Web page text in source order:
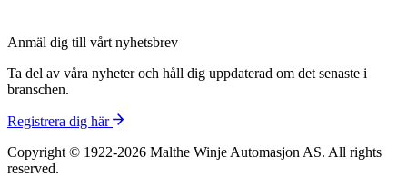
Anmäl dig till vårt nyhetsbrev
Ta del av våra nyheter och håll dig uppdaterad om det senaste i
branschen.
Registrera dig här
Copyright © 1922-2026 Malthe Winje Automasjon AS. All rights
reserved.